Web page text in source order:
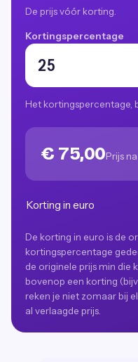
De prijs vóór korting.
Kortingspercentage
Het kortingspercentage,
€ 75,00Prijs
Korting in euro
De korting in euro is de
kortingspercentage
de originele prijs min die
bovenop een korting
reken je niet zomaar bij
al verlaagde prijs.